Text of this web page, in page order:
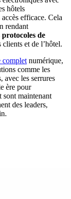
hôtels
efficace. Cela
rendant
protocoles de
clients et de l’hôtel.
complet numérique,
comme les
les serrures
ère pour
sont maintenant
des leaders,